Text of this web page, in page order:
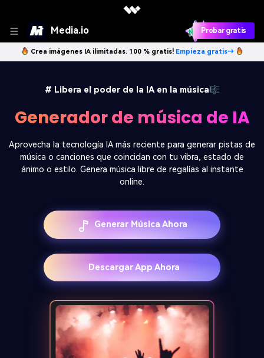
Media.io Probar gratis
Crea imágenes IA ilimitadas. 100 % gratis! Empieza gratis→
# Libera el poder de la IA en la música🎼
Generador de música de IA
Aprovecha la tecnología IA más reciente para generar pistas de
música o canciones que coincidan con tu vibra, estado de
ánimo o estilo. Genera música libre de regalías al instante
online.
Generar Música Ahora
Descargar App Ahora